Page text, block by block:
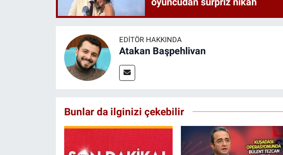
EDITÖR HAKKINDA
Atakan Başpehlivan
Bunlar da ilginizi çekebilir